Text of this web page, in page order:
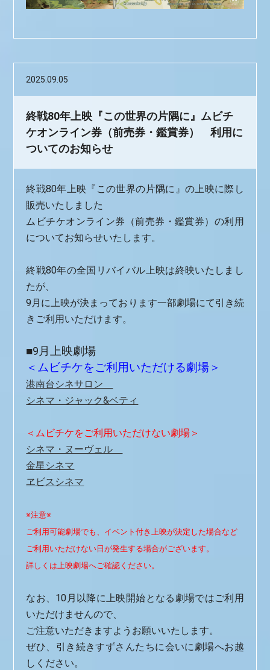
2025.09.05
終戦80年上映『この世界の片隅に』ムビチ
ケオンライン券（前売券・鑑賞券） 利用に
ついてのお知らせ
終戦80年上映『この世界の片隅に』の上映に際し
販売いたしました
ムビチケオンライン券（前売券・鑑賞券）の利用
についてお知らせいたします。
終戦80年の全国リバイバル上映は終映いたしまし
たが、
9月に上映が決まっております一部劇場にて引き続
きご利用いただけます。
■9月上映劇場
＜ムビチケをご利用いただける劇場＞
港南台シネサロン
シネマ・ジャック&ベティ
＜ムビチケをご利用いただけない劇場＞
シネマ・ヌーヴェル
金星シネマ
ヱビスシネマ
※注意※
ご利用可能劇場でも、 イベント付き上映が決定した場合など
ご利用いただけない日が発生する場合がございます。
詳しくは上映劇場へご確認ください。
なお、10月以降に上映開始となる劇場ではご利用
いただけませんので、
ご注意いただきますようお願いいたします。
ぜひ、引き続きすずさんたちに会いに劇場へお越
しください。